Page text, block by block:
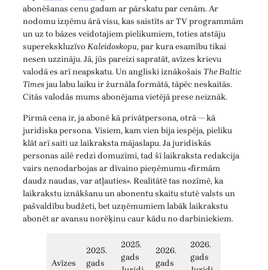
abonēšanas cenu gadam ar pārskatu par cenām. Ar
nodomu izņēmu ārā visu, kas saistīts ar TV programmām
un uz to bāzes veidotajiem pielikumiem, toties atstāju
superekskluzīvoKaleidoskopu, par kura esamību tikai
nesen uzzināju. Jā, jūs pareizi sapratāt, avīzes krievu
valodā es arī neapskatu. Un angliski iznākošais The Baltic
Timesjau labu laiku ir žurnāla formātā, tāpēc neskaitās.
Citās valodās mums abonējama vietējā prese neiznāk.
Pirmā cena ir, ja abonē kā privātpersona, otrā — kā
juridiska persona. Visiem, kam vien bija iespēja, pieliku
klāt arī saiti uz laikraksta mājaslapu. Ja juridiskās
personas ailē redzi domuzīmi, tad šī laikraksta redakcija
vairs nenodarbojas ar dīvaino pieņēmumu «firmām
daudz naudas, var atļauties». Realitātē tas nozīmē, ka
laikrakstu iznākšanu un abonentu skaitu stutē valsts un
pašvaldību budžeti, bet uzņēmumiem labāk laikrakstu
abonēt ar avansu norēķinu caur kādu no darbiniekiem.
Avīzes
2025.
gads
2025.
gads
2026.
gads
2026.
gads